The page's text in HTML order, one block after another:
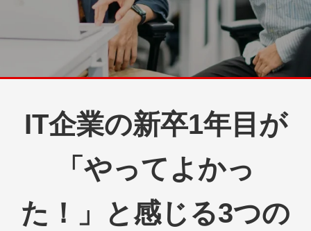
IT企業の新卒1年目が
「やってよかっ
た！」と感じる3つの